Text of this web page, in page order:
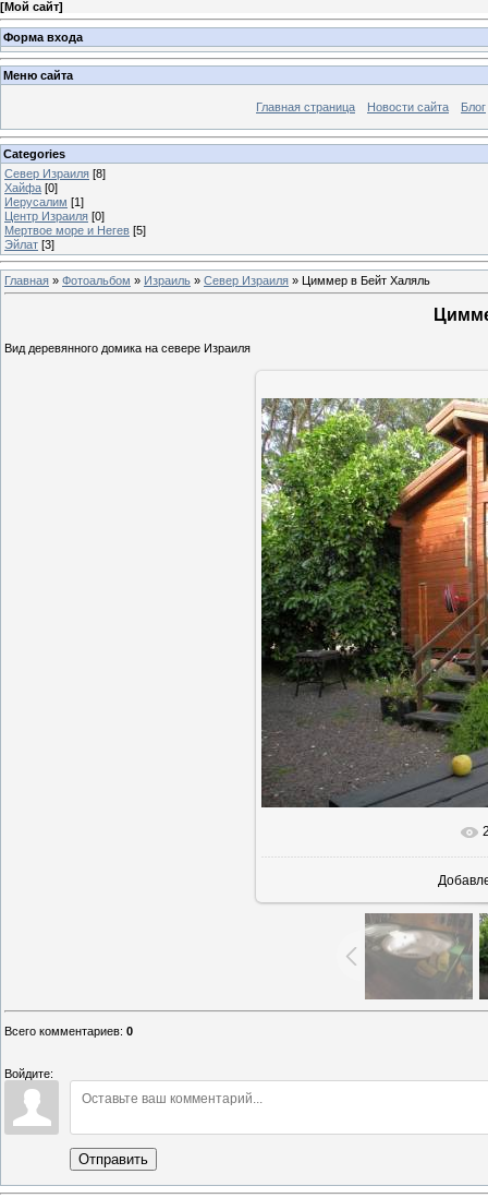
[Мой сайт]
Форма входа
Меню сайта
Главная страница Новости сайта Блог
Categories
Север Израиля [8]
Хайфа [0]
Иерусалим [1]
Центр Израиля [0]
Мертвое море и Негев [5]
Эйлат [3]
Главная » Фотоальбом » Израиль » Север Израиля » Циммер в Бейт Халяль
Вид деревянного домика на севере Израиля
В
Всего комментариев: 0
Войдите:
Отправить